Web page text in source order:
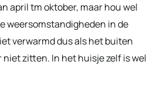
april tm oktober, maar hou wel
weersomstandigheden in de
verwarmd dus als het buiten
zitten. In het huisje zelf is wel